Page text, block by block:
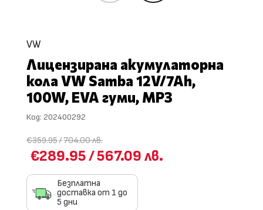
VW
Лицензирана акумулаторна
кола VW Samba 12V/7Ah,
100W, EVA гуми, MP3
Код: 202400292
€359.95/704.00 лв.
€289.95/567.09 лв.
Безплатна
доставка от 1 до
5 дни